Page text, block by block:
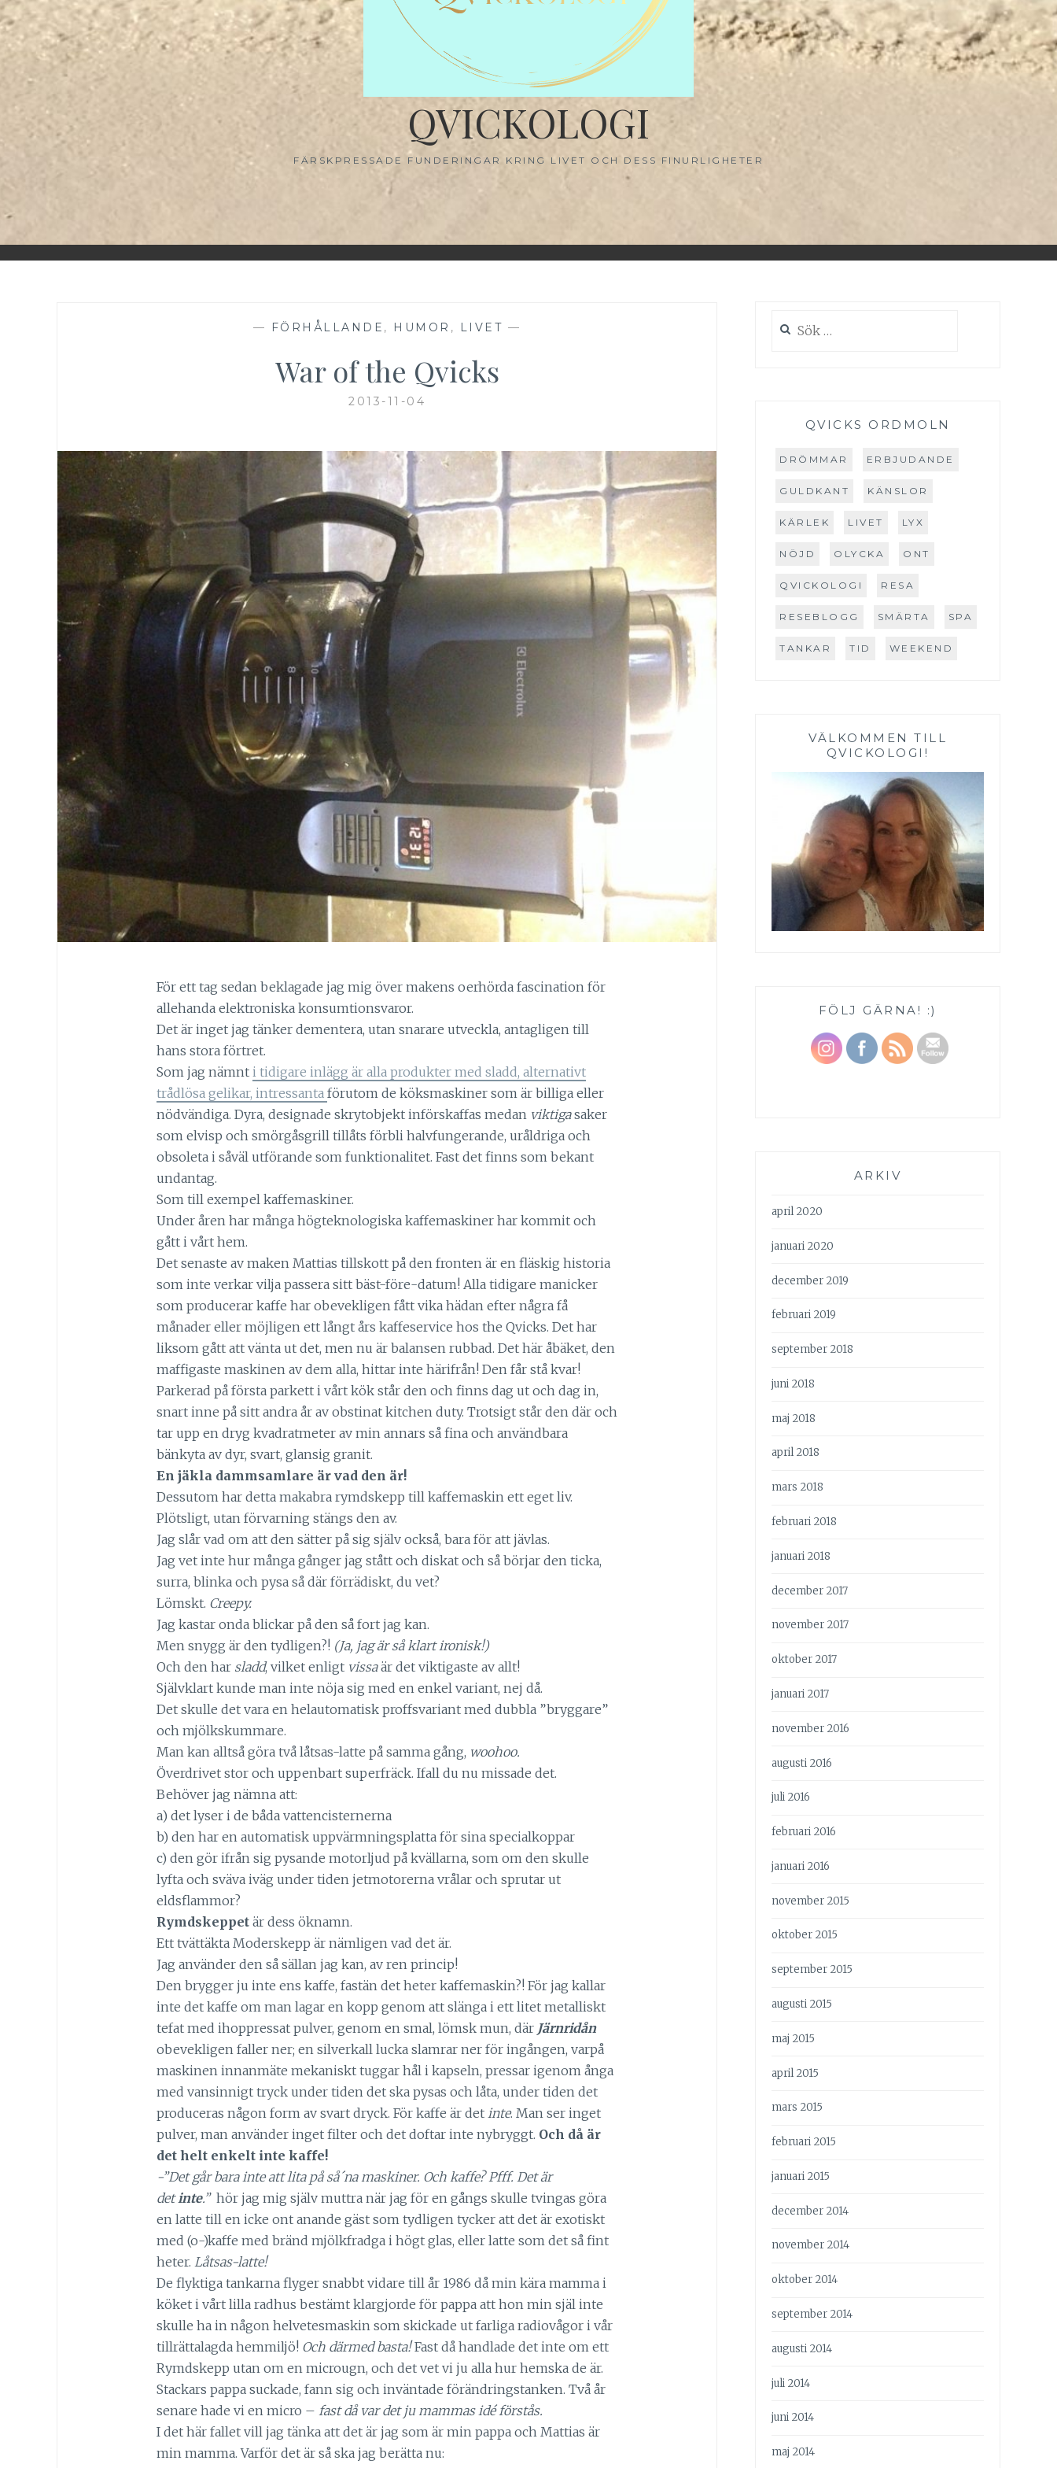
QVICKOLOGI
FÄRSKPRESSADE FUNDERINGAR KRING LIVET OCH DESS FINURLIGHETER
— FÖRHÅLLANDE , HUMOR , LIVET —
War of the Qvicks
2013-11-04
För ett tag sedan beklagade jag mig över makens oerhörda fascination för
allehanda elektroniska konsumtionsvaror.
Det är inget jag tänker dementera, utan snarare utveckla, antagligen till
hans stora förtret.
Som jag nämnt i tidigare inlägg är alla produkter med sladd, alternativt
trådlösa gelikar, intressanta förutom de köksmaskiner som är billiga eller
nödvändiga. Dyra, designade skrytobjekt införskaffas medan viktigasaker
som elvisp och smörgåsgrill tillåts förbli halvfungerande, uråldriga och
obsoleta i såväl utförande som funktionalitet. Fast det finns som bekant
undantag.
Som till exempel kaffemaskiner.
Under åren har många högteknologiska kaffemaskiner har kommit och
gått i vårt hem.
Det senaste av maken Mattias tillskott på den fronten är en fläskig historia
som inte verkar vilja passera sitt bäst-före-datum! Alla tidigare manicker
som producerar kaffe har obevekligen fått vika hädan efter några få
månader eller möjligen ett långt års kaffeservice hos the Qvicks. Det har
liksom gått att vänta ut det, men nu är balansen rubbad. Det här åbäket, den
maffigaste maskinen av dem alla, hittar inte härifrån! Den får stå kvar!
Parkerad på första parkett i vårt kök står den och finns dag ut och dag in,
snart inne på sitt andra år av obstinat kitchen duty. Trotsigt står den där och
tar upp en dryg kvadratmeter av min annars så fina och användbara
bänkyta av dyr, svart, glansig granit.
En jäkla dammsamlare är vad den är!
Dessutom har detta makabra rymdskepp till kaffemaskin ett eget liv.
Plötsligt, utan förvarning stängs den av.
Jag slår vad om att den sätter på sig själv också, bara för att jävlas.
Jag vet inte hur många gånger jag stått och diskat och så börjar den ticka,
surra, blinka och pysa så där förrädiskt, du vet?
Lömskt. Creepy.
Jag kastar onda blickar på den så fort jag kan.
Men snygg är den tydligen?! (Ja, jag är så klart ironisk!)
Och den har sladd, vilket enligt vissaär det viktigaste av allt!
Självklart kunde man inte nöja sig med en enkel variant, nej då.
Det skulle det vara en helautomatisk proffsvariant med dubbla ”bryggare”
och mjölkskummare.
Man kan alltså göra två låtsas-latte på samma gång, woohoo.
Överdrivet stor och uppenbart superfräck. Ifall du nu missade det.
Behöver jag nämna att:
a) det lyser i de båda vattencisternerna
b) den har en automatisk uppvärmningsplatta för sina specialkoppar
c) den gör ifrån sig pysande motorljud på kvällarna, som om den skulle
lyfta och sväva iväg under tiden jetmotorerna vrålar och sprutar ut
eldsflammor?
Rymdskeppetär dess öknamn.
Ett tvättäkta Moderskepp är nämligen vad det är.
Jag använder den så sällan jag kan, av ren princip!
Den brygger ju inte ens kaffe, fastän det heter kaffemaskin?! För jag kallar
inte det kaffe om man lagar en kopp genom att slänga i ett litet metalliskt
tefat med ihoppressat pulver, genom en smal, lömsk mun, därJärnridån
obevekligen faller ner; en silverkall lucka slamrar ner för ingången, varpå
maskinen innanmäte mekaniskt tuggar hål i kapseln, pressar igenom ånga
med vansinnigt tryck under tiden det ska pysas och låta, under tiden det
produceras någon form av svart dryck. För kaffe är detinte. Man ser inget
pulver, man använder inget filter och det doftar inte nybryggt. Och då är
det helt enkelt inte kaffe!
-”Det går bara inte att lita på så´na maskiner. Och kaffe? Pfff. Det är
det inte.” hör jag mig själv muttra när jag för en gångs skulle tvingas göra
en latte till en icke ont anande gäst som tydligen tycker att det är exotiskt
med (o-)kaffe med bränd mjölkfradga i högt glas, eller latte som det så fint
heter. Låtsas-latte!
De flyktiga tankarna flyger snabbt vidare till år 1986 då min kära mamma i
köket i vårt lilla radhus bestämt klargjorde för pappa att hon min själ inte
skulle ha in någon helvetesmaskin som skickade ut farliga radiovågor i vår
tillrättalagda hemmiljö! Och därmed basta!Fast då handlade det inte om ett
Rymdskepp utan om en microugn, och det vet vi ju alla hur hemska de är.
Stackars pappa suckade, fann sig och inväntade förändringstanken. Två år
senare hade vi en micro – fast då var det ju mammas idé förstås.
I det här fallet vill jag tänka att det är jag som är min pappa och Mattias är
min mamma. Varför det är så ska jag berätta nu:
efter:
QVICKS ORDMOLN
DRÖMMAR ERBJUDANDE
GULDKANT KÄNSLOR
KÄRLEK LIVET LYX
NÖJD OLYCKA ONT
QVICKOLOGI RESA
RESEBLOGG SMÄRTA SPA
TANKAR TID WEEKEND
VÄLKOMMEN TILL
QVICKOLOGI!
FÖLJ GÄRNA! :)
ARKIV
april 2020
januari 2020
december 2019
februari 2019
september 2018
juni 2018
maj 2018
april 2018
mars 2018
februari 2018
januari 2018
december 2017
november 2017
oktober 2017
januari 2017
november 2016
augusti 2016
juli 2016
februari 2016
januari 2016
november 2015
oktober 2015
september 2015
augusti 2015
maj 2015
april 2015
mars 2015
februari 2015
januari 2015
december 2014
november 2014
oktober 2014
september 2014
augusti 2014
juli 2014
juni 2014
maj 2014